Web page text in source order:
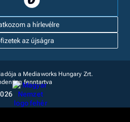
a hírlevélre
az újságra
a Mediaworks Hungary Zrt.
jog fenntartva